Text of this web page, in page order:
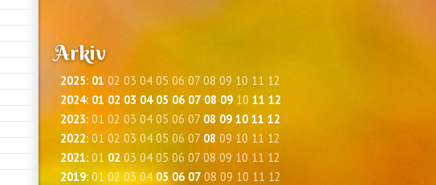
Arkiv
2025: 01 02 03 04 05 06 07 08 09 10 11 12
2024: 01 02 03 04 05 06 07 08 09 10 11 12
2023: 01 02 03 04 05 06 07 08 09 10 11 12
2022: 01 02 03 04 05 06 07 08 09 10 11 12
2021: 01 02 03 04 05 06 07 08 09 10 11 12
2019: 01 02 03 04 05 06 07 08 09 10 11 12